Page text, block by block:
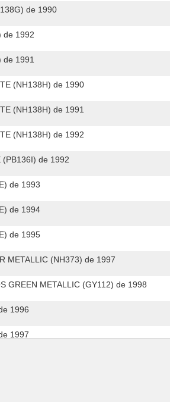
de 1990
de 1992
de 1991
(NH138H) de 1990
(NH138H) de 1991
(NH138H) de 1992
(PB136I) de 1992
de 1993
de 1994
de 1995
METALLIC (NH373) de 1997
GREEN METALLIC (GY112) de 1998
1996
1997